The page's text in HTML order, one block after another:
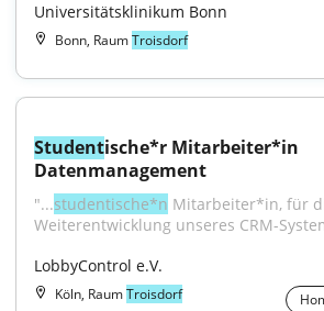
Universitätsklinikum Bonn
Bonn, RaumTroisdorf
Studentische*r Mitarbeiter*in
Datenmanagement
"...studentische*n Mitarbeiter*in, für
Weiterentwicklung unseres CRM-
LobbyControl e.V.
Köln, RaumTroisdorf